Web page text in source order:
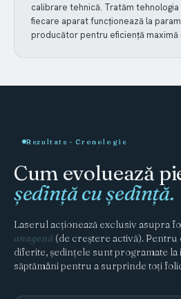
calibrare tehnică. Tratăm
fiecare aparat funcționează la
producător pentru eficiență maximă
Rezultate · Cronologie
Cum evoluează
ședință cu ședință.
Laserul acționează exclusiv asupra
anagenă (de creștere activă).
diferite, ședințele sunt programate la
săptămâni pentru a surprinde toți